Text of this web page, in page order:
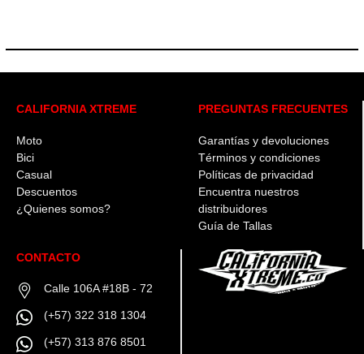
CALIFORNIA XTREME
Moto
Bici
Casual
Descuentos
¿Quienes somos?
PREGUNTAS FRECUENTES
Garantías y devoluciones
Términos y condiciones
Políticas de privacidad
Encuentra nuestros
distribuidores
Guía de Tallas
CONTACTO
Calle 106A #18B - 72
(+57) 322 318 1304
(+57) 313 876 8501